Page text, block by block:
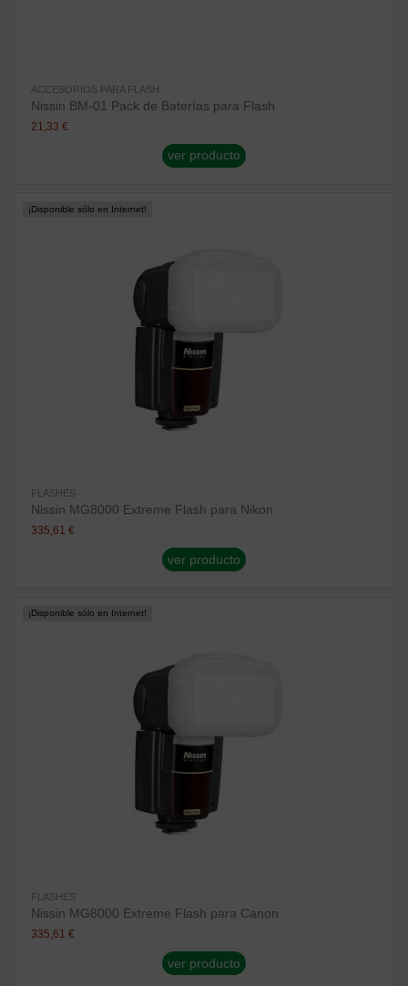
ACCESORIOS PARA FLASH
Nissin BM-01 Pack de Baterías para Flash
21,33 €
ver producto
¡Disponible sólo en Internet!
FLASHES
Nissin MG8000 Extreme Flash para Nikon
335,61 €
ver producto
¡Disponible sólo en Internet!
FLASHES
Nissin MG8000 Extreme Flash para Canon
335,61 €
ver producto